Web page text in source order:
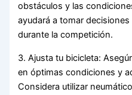
obstáculos y las
ayudará a tomar
durante la competición.
3. Ajusta tu bicicleta:
en óptimas condiciones y
Considera utilizar